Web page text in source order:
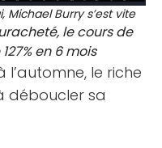
Burry s’est vite
le cours de
en 6 mois
le riche
déboucler sa